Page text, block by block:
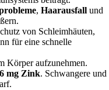
, Haarausfall und
von Schleimhäuten,
für eine schnelle
Körper aufzunehmen.
mg Zink. Schwangere und